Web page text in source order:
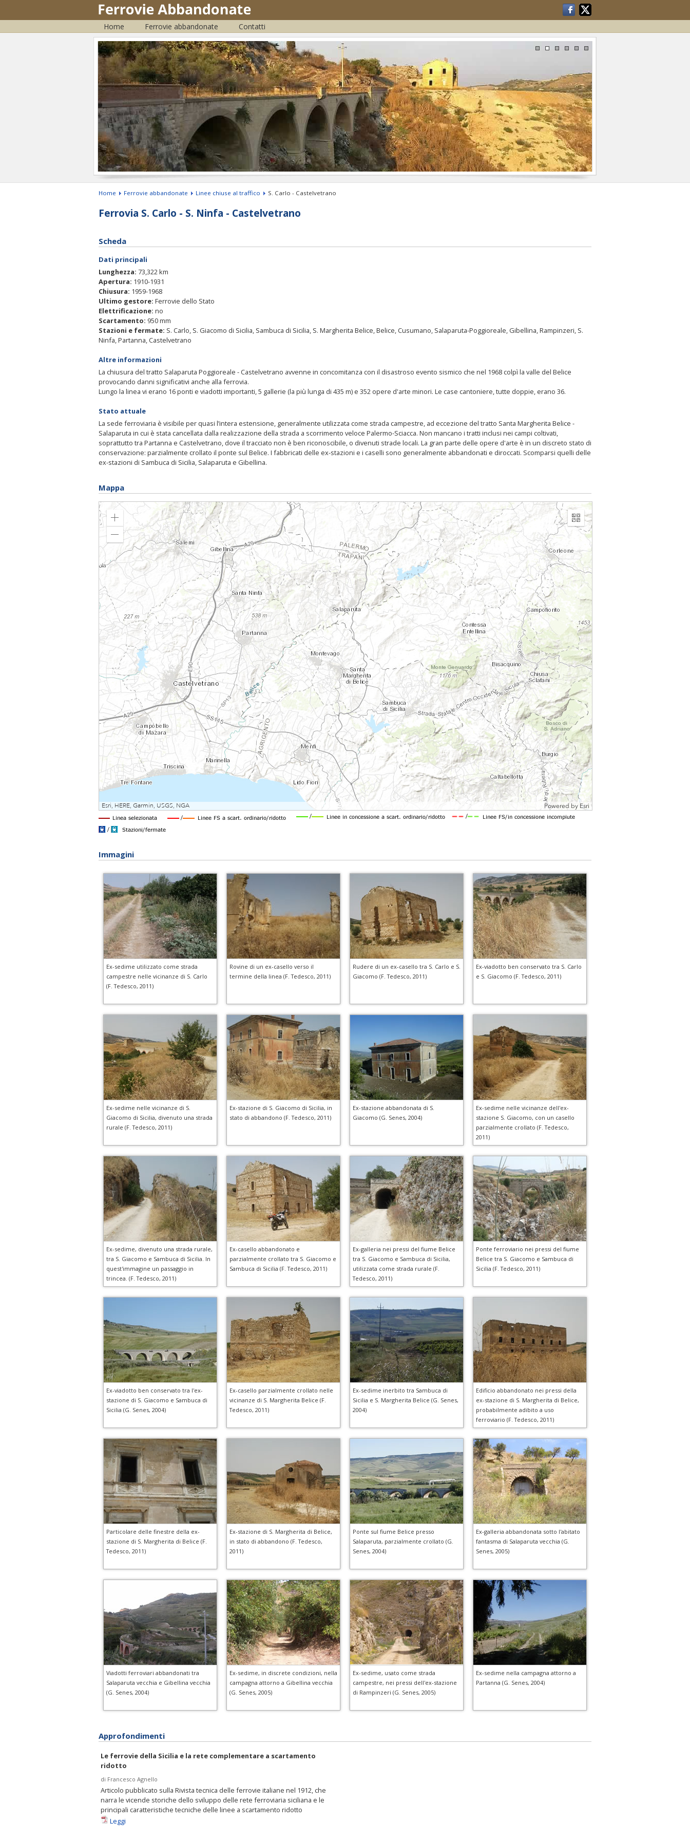
Home Ferrovie abbandonate Contatti
Home Ferrovie abbandonate Linee chiuse al traffico S. Carlo - Castelvetrano
Ferrovia S. Carlo - S. Ninfa - Castelvetrano
Scheda
Dati principali
Lunghezza: 73,322 km
Apertura: 1910-1931
Chiusura: 1959-1968
Ultimo gestore: Ferrovie dello Stato
Elettrificazione: no
Scartamento: 950 mm
Stazioni e fermate: S. Carlo, S. Giacomo di Sicilia, Sambuca di Sicilia, S. Margherita Belice, Belice, Cusumano, Salaparuta-Poggioreale, Gibellina, Rampinzeri, S.
Ninfa, Partanna, Castelvetrano
Altre informazioni
La chiusura del tratto Salaparuta Poggioreale - Castelvetrano avvenne in concomitanza con il disastroso evento sismico che nel 1968 colpì la valle del Belice
provocando danni significativi anche alla ferrovia.
Lungo la linea vi erano 16 ponti e viadotti importanti, 5 gallerie (la più lunga di 435 m) e 352 opere d'arte minori. Le case cantoniere, tutte doppie, erano 36.
Stato attuale
La sede ferroviaria è visibile per quasi l’intera estensione, generalmente utilizzata come strada campestre, ad eccezione del tratto Santa Margherita Belice -
Salaparuta in cui è stata cancellata dalla realizzazione della strada a scorrimento veloce Palermo-Sciacca. Non mancano i tratti inclusi nei campi coltivati,
soprattutto tra Partanna e Castelvetrano, dove il tracciato non è ben riconoscibile, o divenuti strade locali. La gran parte delle opere d'arte è in un discreto stato di
conservazione: parzialmente crollato il ponte sul Belice. I fabbricati delle ex-stazioni e i caselli sono generalmente abbandonati e diroccati. Scomparsi quelli delle
ex-stazioni di Sambuca di Sicilia, Salaparuta e Gibellina.
Mappa
Immagini
Ex-sedime utilizzato come strada
campestre nelle vicinanze di S. Carlo
(F. Tedesco, 2011)
Rovine di un ex-casello verso il
termine della linea (F. Tedesco, 2011)
Rudere di un ex-casello tra S. Carlo e S.
Giacomo (F. Tedesco, 2011)
Ex-viadotto ben conservato tra S. Carlo
e S. Giacomo (F. Tedesco, 2011)
Ex-sedime nelle vicinanze di S.
Giacomo di Sicilia, divenuto una strada
rurale (F. Tedesco, 2011)
Ex-stazione di S. Giacomo di Sicilia, in
stato di abbandono (F. Tedesco, 2011)
Ex-stazione abbandonata di S.
Giacomo (G. Senes, 2004)
Ex-sedime nelle vicinanze dell'ex-
stazione S. Giacomo, con un casello
parzialmente crollato (F. Tedesco,
2011)
Ex-sedime, divenuto una strada rurale,
tra S. Giacomo e Sambuca di Sicilia. In
quest'immagine un passaggio in
trincea. (F. Tedesco, 2011)
Ex-casello abbandonato e
parzialmente crollato tra S. Giacomo e
Sambuca di Sicilia (F. Tedesco, 2011)
Ex-galleria nei pressi del fiume Belice
tra S. Giacomo e Sambuca di Sicilia,
utilizzata come strada rurale (F.
Tedesco, 2011)
Ponte ferroviario nei pressi del fiume
Belice tra S. Giacomo e Sambuca di
Sicilia (F. Tedesco, 2011)
Ex-viadotto ben conservato tra l'ex-
stazione di S. Giacomo e Sambuca di
Sicilia (G. Senes, 2004)
Ex-casello parzialmente crollato nelle
vicinanze di S. Margherita Belice (F.
Tedesco, 2011)
Ex-sedime inerbito tra Sambuca di
Sicilia e S. Margherita Belice (G. Senes,
2004)
Edificio abbandonato nei pressi della
ex-stazione di S. Margherita di Belice,
probabilmente adibito a uso
ferroviario (F. Tedesco, 2011)
Particolare delle finestre della ex-
stazione di S. Margherita di Belice (F.
Tedesco, 2011)
Ex-stazione di S. Margherita di Belice,
in stato di abbandono (F. Tedesco,
2011)
Ponte sul fiume Belice presso
Salaparuta, parzialmente crollato (G.
Senes, 2004)
Ex-galleria abbandonata sotto l'abitato
fantasma di Salaparuta vecchia (G.
Senes, 2005)
Viadotti ferroviari abbandonati tra
Salaparuta vecchia e Gibellina vecchia
(G. Senes, 2004)
Ex-sedime, in discrete condizioni, nella
campagna attorno a Gibellina vecchia
(G. Senes, 2005)
Ex-sedime, usato come strada
campestre, nei pressi dell'ex-stazione
di Rampinzeri (G. Senes, 2005)
Ex-sedime nella campagna attorno a
Partanna (G. Senes, 2004)
Approfondimenti
Le ferrovie della Sicilia e la rete complementare a scartamento
ridotto
di Francesco Agnello
Articolo pubblicato sulla Rivista tecnica delle ferrovie italiane nel 1912, che
narra le vicende storiche dello sviluppo delle rete ferroviaria siciliana e le
principali caratteristiche tecniche delle linee a scartamento ridotto
Leggi